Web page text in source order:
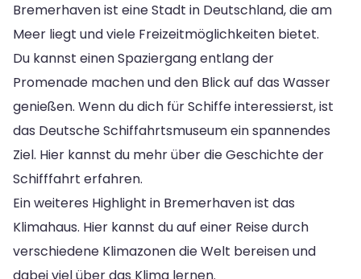
Bremerhaven ist eine Stadt in Deutschland, die am
Meer liegt und viele Freizeitmöglichkeiten bietet.
Du kannst einen Spaziergang entlang der
Promenade machen und den Blick auf das Wasser
genießen. Wenn du dich für Schiffe interessierst, ist
das Deutsche Schiffahrtsmuseum ein spannendes
Ziel. Hier kannst du mehr über die Geschichte der
Schifffahrt erfahren.
Ein weiteres Highlight in Bremerhaven ist das
Klimahaus. Hier kannst du auf einer Reise durch
verschiedene Klimazonen die Welt bereisen und